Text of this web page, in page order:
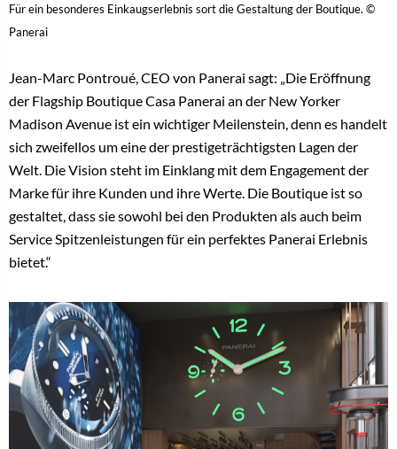
Für ein besonderes Einkaugserlebnis sort die Gestaltung der Boutique. ©
Panerai
Jean-Marc Pontroué, CEO von Panerai sagt: „Die Eröffnung
der Flagship Boutique Casa Panerai an der New Yorker
Madison Avenue ist ein wichtiger Meilenstein, denn es handelt
sich zweifellos um eine der prestigeträchtigsten Lagen der
Welt. Die Vision steht im Einklang mit dem Engagement der
Marke für ihre Kunden und ihre Werte. Die Boutique ist so
gestaltet, dass sie sowohl bei den Produkten als auch beim
Service Spitzenleistungen für ein perfektes Panerai Erlebnis
bietet.“